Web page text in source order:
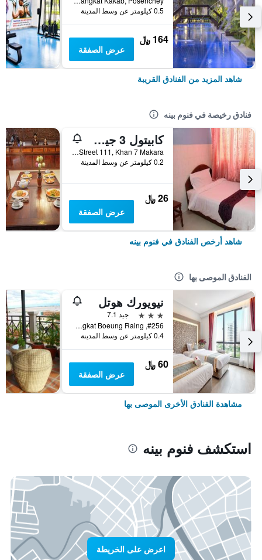
0.5 كيلومتر عن وسط المدينة
164 ﷼
عرض الصفقة
شاهد المزيد من الفنادق القريبة
فنادق رخيصة في فنوم بينه
كابيتول 3 جيست هاوس
6CE0, Street 111, Khan 7 Makara, فنوم بينه, كمبوديا
0.2 كيلومتر عن وسط المدينة
26 ﷼
عرض الصفقة
شاهد أرخص الفنادق في فنوم بينه
الفنادق الموصى بها
نيويورك هوتل
3 نجوم
جيد 7.1
#256, Street Monivong Blvd, Sangkat Boeung Raing, فنوم بينه, كمبوديا
0.4 كيلومتر عن وسط المدينة
60 ﷼
عرض الصفقة
مشاهدة الفنادق الأخرى الموصى بها
استكشف فنوم بينه
اعرض على الخريطة